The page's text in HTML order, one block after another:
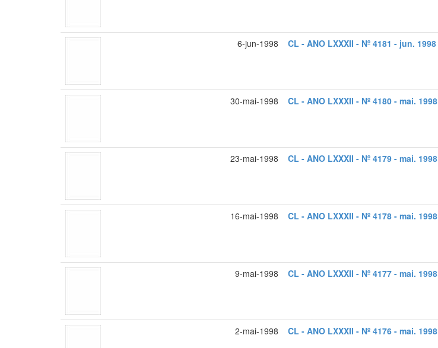
6-jun-1998 CL - ANO LXXXII - Nº 4181 - jun. 1998
30-mai-1998 CL - ANO LXXXII - Nº 4180 - mai. 1998
23-mai-1998 CL - ANO LXXXII - Nº 4179 - mai. 1998
16-mai-1998 CL - ANO LXXXII - Nº 4178 - mai. 1998
9-mai-1998 CL - ANO LXXXII - Nº 4177 - mai. 1998
2-mai-1998 CL - ANO LXXXII - Nº 4176 - mai. 1998